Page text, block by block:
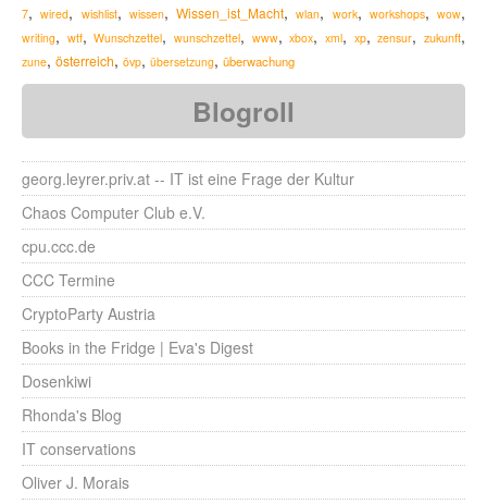
7,wired, wishlist, wissen, Wissen_ist_Macht,wlan, work, workshops, wow,
writing, wtf,Wunschzettel,wunschzettel, www,xbox,xml, xp,zensur,zukunft,
zune, österreich, övp, übersetzung, überwachung
Blogroll
georg.leyrer.priv.at -- IT ist eine Frage der Kultur
Chaos Computer Club e.V.
cpu.ccc.de
CCC Termine
CryptoParty Austria
Books in the Fridge | Eva's Digest
Dosenkiwi
Rhonda's Blog
IT conservations
Oliver J. Morais